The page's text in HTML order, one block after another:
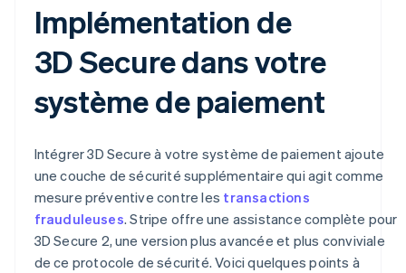
Implémentation de
3D Secure dans votre
système de paiement
Intégrer 3D Secure à votre système de paiement ajoute
une couche de sécurité supplémentaire qui agit comme
mesure préventive contre les transactions
frauduleuses. Stripe offre une assistance complète pour
3D Secure 2, une version plus avancée et plus conviviale
de ce protocole de sécurité. Voici quelques points à